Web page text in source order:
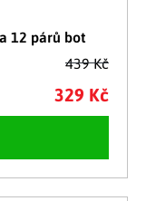
439 Kč
12 párů bot
329 Kč